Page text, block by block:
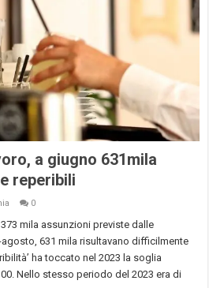
a giugno 631mila
reperibili
0
mila assunzioni previste dalle
631 mila risultavano difficilmente
ha toccato nel 2023 la soglia
Nello stesso periodo del 2023 era di